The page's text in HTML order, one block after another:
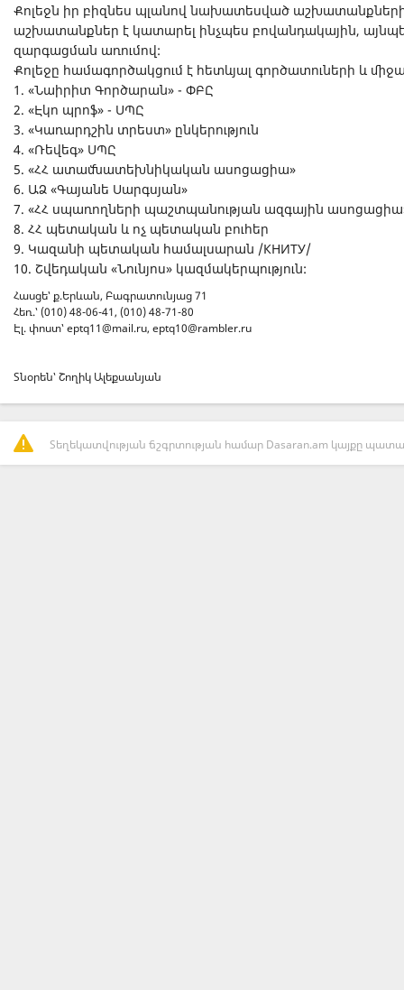
Քոլեջն իր բիզնես պլանով նախատեսված
աշխատանքներ է կատարել ինչպես բովանդակային,
զարգացման առումով:
Քոլեջը համագործակցում է հետևյալ գործատուների և
1. «Նաիրիտ Գործարան» - ՓԲԸ
2. «Էկո պրոֆ» - ՍՊԸ
3. «Կառարդշին տրեստ» ընկերություն
4. «Ռեվեգ» ՍՊԸ
5. «ՀՀ ատամնատեխնիկական ասոցացիա»
6. ԱՁ «Գայանե Սարգսյան»
7. «ՀՀ սպառողների պաշտպանության ազգային
8. ՀՀ պետական և ոչ պետական բուհեր
9. Կազանի պետական համալսարան /КНИТУ/
10. Շվեդական «Նունյոս» կազմակերպություն:
Հասցե՝ ք.Երևան, Բագրատունյաց 71
Հեռ.՝ (010) 48-06-41, (010) 48-71-80
Էլ. փոստ՝eptq11@mail.ru, eptq10@rambler.ru
Տնօրեն՝ Շողիկ Ալեքսանյան
Տեղեկատվության ճշգրտության համար Dasaran.am կայքը